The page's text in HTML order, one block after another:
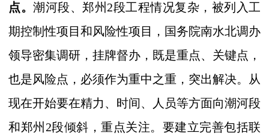
点。 潮河段、郑州 2段工程情况复杂， 被列入工
期控制性项目和风险性项目，国务院南水北调办
领导密集调研，挂牌督办，既是重点、关键点，
也是风险点，必须作为重中之重，突出解决。从
现在开始要在精力、时间、人员等方面向潮河段
和郑州 2段倾斜，重点关注。要建立完善包括联